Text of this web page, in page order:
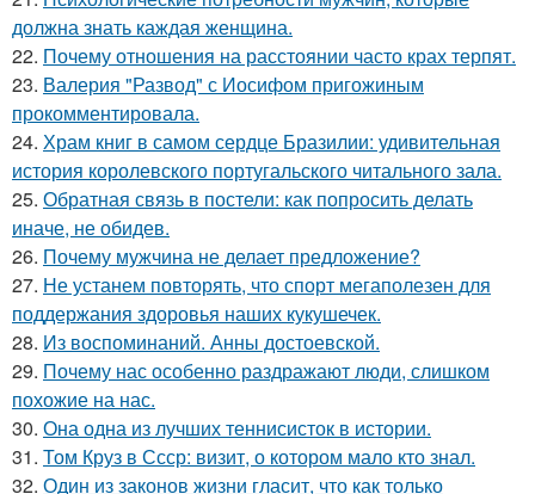
должна знать каждая женщина.
22. Почему отношения на расстоянии часто крах терпят.
23. Валерия "Развод" с Иосифом пригожиным
прокомментировала.
24. Храм книг в самом сердце Бразилии: удивительная
история королевского португальского читального зала.
25. Обратная связь в постели: как попросить делать
иначе, не обидев.
26. Почему мужчина не делает предложение?
27. Не устанем повторять, что спорт мегаполезен для
поддержания здоровья наших кукушечек.
28. Из воспоминаний. Анны достоевской.
29. Почему нас особенно раздражают люди, слишком
похожие на нас.
30. Она одна из лучших теннисисток в истории.
31. Том Круз в Ссср: визит, о котором мало кто знал.
32. Один из законов жизни гласит, что как только